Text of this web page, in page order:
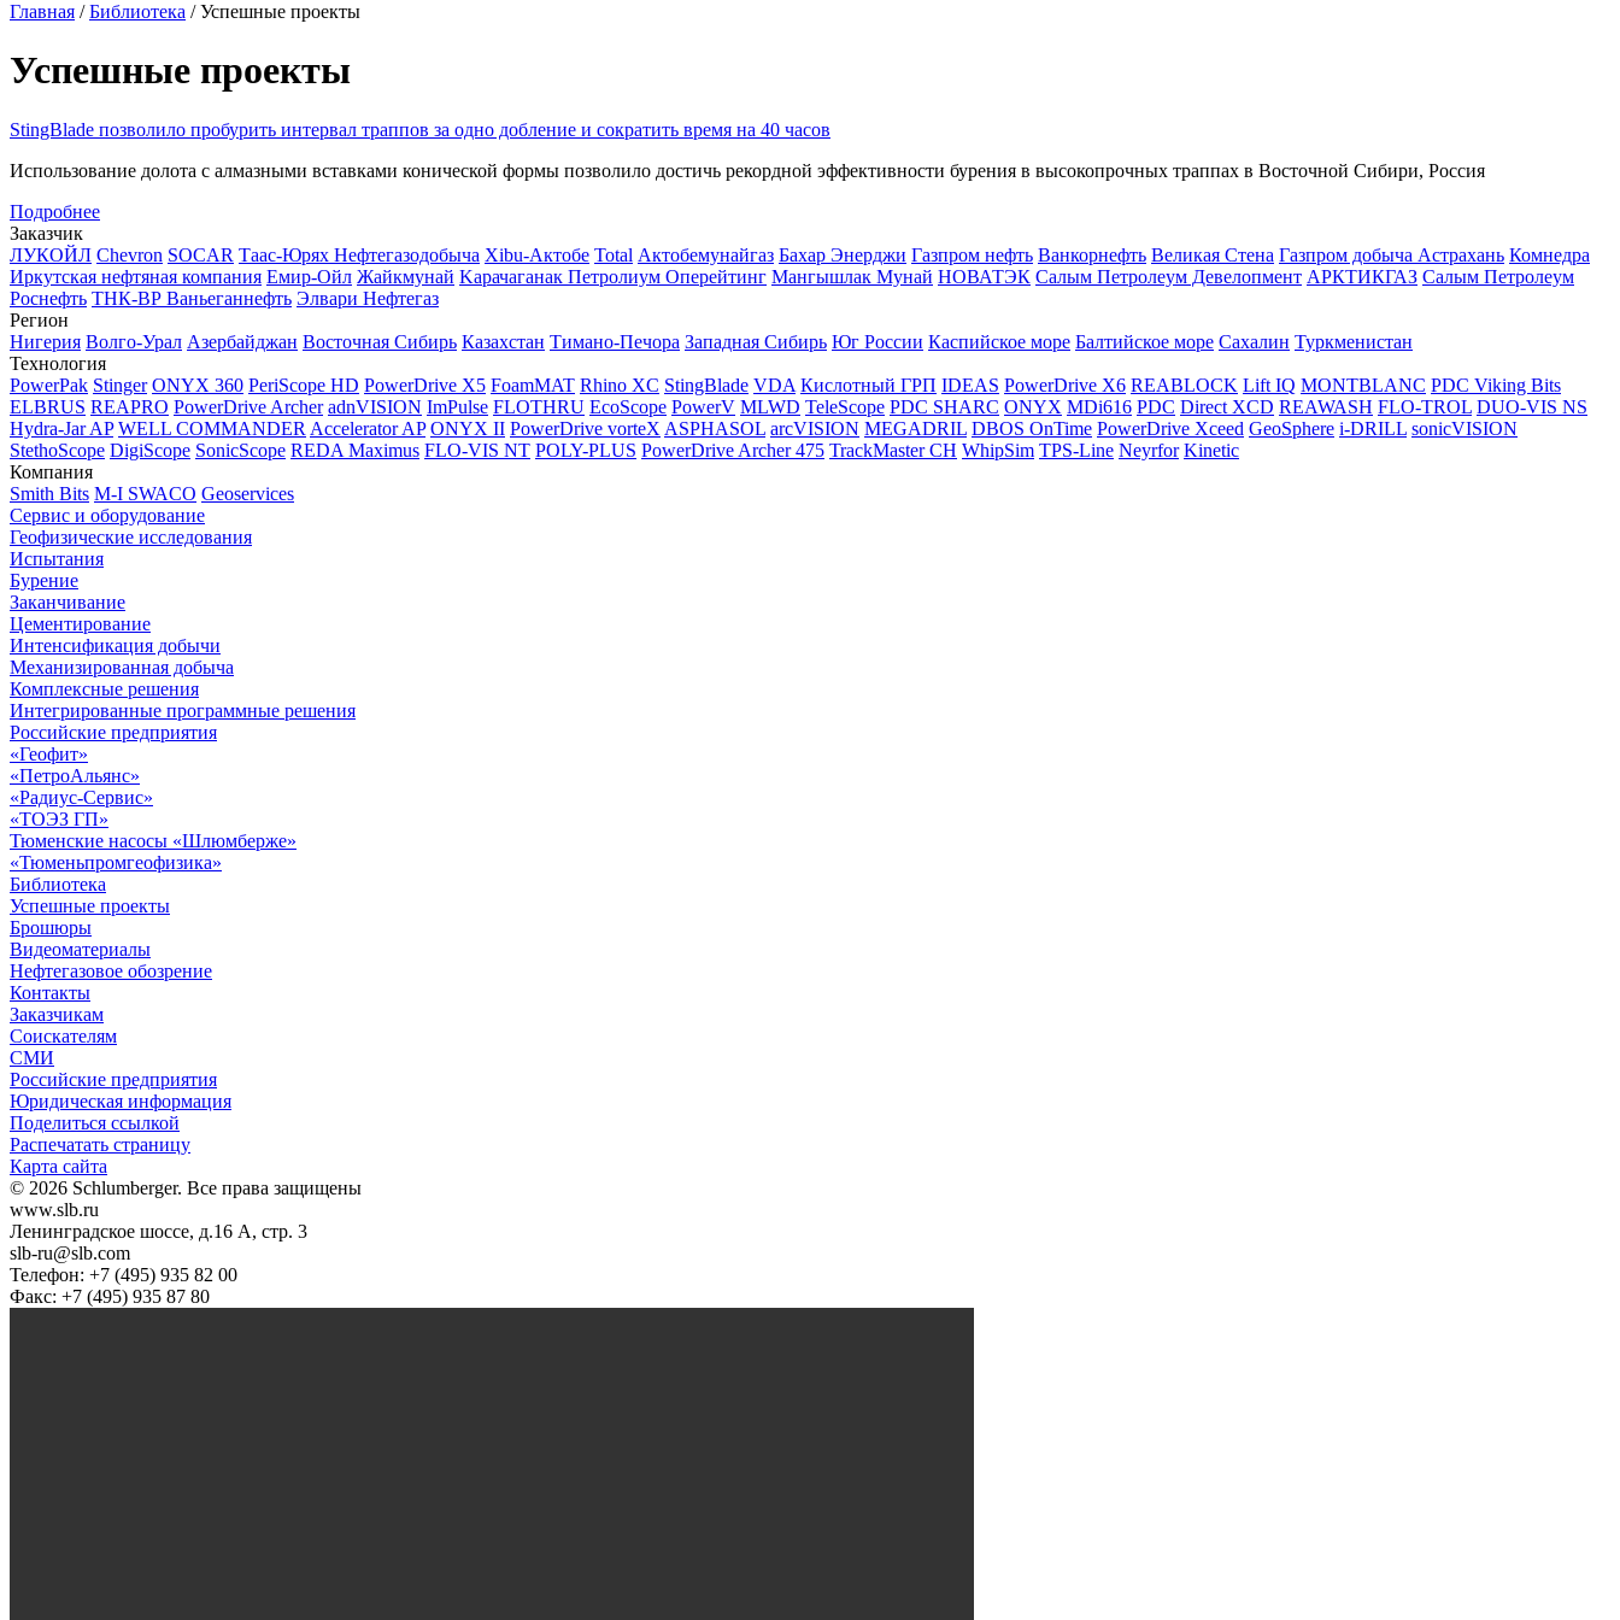
Главная /Библиотека /Успешные проекты
Успешные проекты
StingBlade позволило пробурить интервал траппов за одно добление и сократить время на 40 часов
Использование долота с алмазными вставками конической формы позволило достичь рекордной эффективности бурения в высокопрочных траппах в Восточной Сибири, Россия
Подробнее
Заказчик
ЛУКОЙЛ Chevron SOCAR Таас-Юрях Нефтегазодобыча Xibu-Актобе Total Актобемунайгаз Бахар Энерджи Газпром нефть Ванкорнефть Великая Стена Газпром добыча Астрахань Комнедра
Иркутская нефтяная компания Емир-Ойл Жайкмунай Kарачаганак Петролиум Оперейтинг Мангышлак Мунай НОВАТЭК Салым Петролеум Девелопмент АРКТИКГАЗ Салым Петролеум
Роснефть ТНК-ВР Ваньеганнефть Элвари Нефтегаз
Регион
Нигерия Волго-Урал Азербайджан Восточная Сибирь Казахстан Тимано-Печора Западная Сибирь Юг России Каспийское море Балтийское море Сахалин Туркменистан
Технология
PowerPak Stinger ONYX 360 PeriScope HD PowerDrive X5 FoamMAT Rhino XC StingBlade VDA Кислотный ГРП IDEAS PowerDrive X6 REABLOCK Lift IQ MONTBLANC PDC Viking Bits
ELBRUS REAPRO PowerDrive Archer adnVISION ImPulse FLOTHRU EcoScope PowerV MLWD TeleScope PDC SHARC ONYX MDi616 PDC Direct XCD REAWASH FLO-TROL DUO-VIS NS
Hydra-Jar AP WELL COMMANDER Accelerator AP ONYX II PowerDrive vorteX ASPHASOL arcVISION MEGADRIL DBOS OnTime PowerDrive Xceed GeoSphere i-DRILL sonicVISION
StethoScope DigiScope SonicScope REDA Maximus FLO-VIS NT POLY-PLUS PowerDrive Archer 475 TrackMaster CH WhipSim TPS-Line Neyrfor Kinetic
Компания
Smith Bits M-I SWACO Geoservices
Сервис и оборудование
Геофизические исследования
Испытания
Бурение
Заканчивание
Цементирование
Интенсификация добычи
Механизированная добыча
Комплексные решения
Интегрированные программные решения
Российские предприятия
«Геофит»
«ПетроАльянс»
«Радиус-Сервис»
«ТОЭЗ ГП»
Тюменские насосы «Шлюмберже»
«Тюменьпромгеофизика»
Библиотека
Успешные проекты
Брошюры
Видеоматериалы
Нефтегазовое обозрение
Контакты
Заказчикам
Соискателям
СМИ
Российские предприятия
Юридическая информация
Поделиться ссылкой
Распечатать страницу
Карта сайта
© 2026 Schlumberger. Все права защищены
www.slb.ru
Ленинградское шоссе, д.16 А, стр. 3
slb-ru@slb.com
Телефон: +7 (495) 935 82 00
Факс: +7 (495) 935 87 80